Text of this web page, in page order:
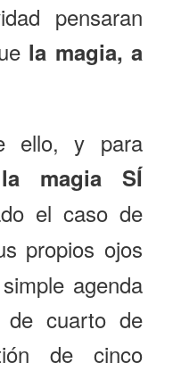
pensaran
la magia, a
ello, y para
la magia SÍ
el caso de
propios ojos
agenda
cuarto de
de cinco